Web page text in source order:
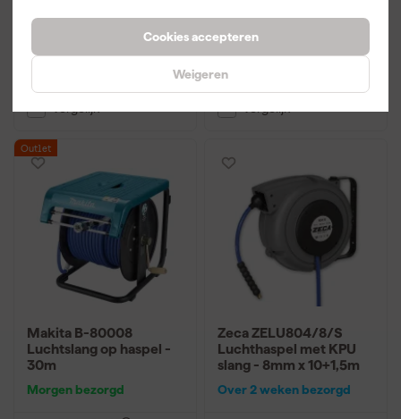
Cookies accepteren
Weigeren
110,31 115,15
incl. BTW
Outlet
Makita B-80008
Luchtslang op haspel -
30m
Morgen bezorgd
Zeca ZELU804/8/S
Luchthaspel met KPU
slang - 8mm x 10+1,5m
Over 2 weken bezorgd